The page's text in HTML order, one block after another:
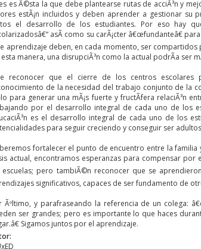
es Ã©sta la que debe plantearse rutas de acciÃ³n y
estÃ¡n incluidos y deben aprender a gestionar su
el desarrollo de los estudiantes. Por eso hay
asÃ­ como su carÃ¡cter â€œfundanteâ€
aprendizaje deben, en cada momento, ser
esta manera, una disrupciÃ³n como la actual podrÃ­a ser
reconocer que el cierre de los centros escolares
de la necesidad del trabajo conjunto de la
para generar una mÃ¡s fuerte y fructÃ­fera relaciÃ³n
por el desarrollo integral de cada uno de los
es el desarrollo integral de cada uno de los
para seguir creciendo y conseguir ser
fortalecer el punto de encuentro entre la familia
actual, encontramos esperanzas para compensar
escuelas; pero tambiÃ©n reconocer que se
significativos, capaces de ser fundamento de
Ãºltimo, y parafraseando la referencia de un colega:
ser grandes; pero es importante lo que haces
Sigamos juntos por el aprendizaje.